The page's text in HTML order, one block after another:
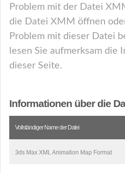
Problem mit der Datei
die Datei XMM öffnen
Problem mit dieser Datei
lesen Sie aufmerksam die
dieser Seite.
Informationen über die
Vollständiger Name der Datei
3ds Max XML Animation Map Format